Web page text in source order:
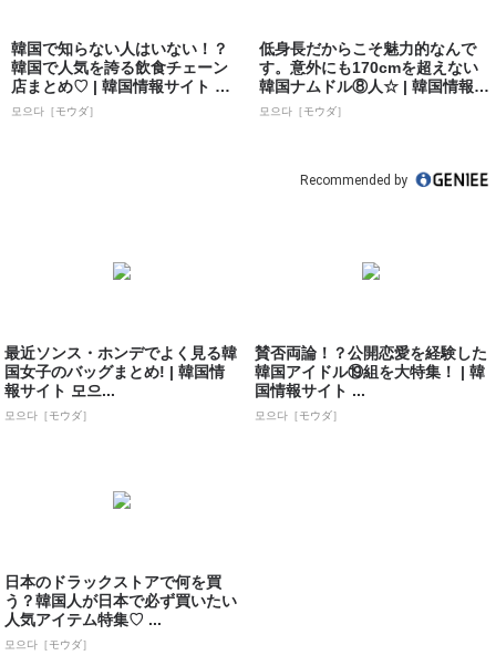
韓国で知らない人はいない！？
韓国で人気を誇る飲食チェーン
店まとめ♡ | 韓国情報サイト 모
으다［モ...
모으다［モウダ］
低身長だからこそ魅力的なんで
す。意外にも170cmを超えない
韓国ナムドル⑧人☆ | 韓国情報サ
イト...
모으다［モウダ］
Recommended by
最近ソンス・ホンデでよく見る韓
国女子のバッグまとめ! | 韓国情
報サイト 모으...
모으다［モウダ］
賛否両論！？公開恋愛を経験した
韓国アイドル⑲組を大特集！ | 韓
国情報サイト ...
모으다［モウダ］
日本のドラックストアで何を買
う？韓国人が日本で必ず買いたい
人気アイテム特集♡ ...
모으다［モウダ］